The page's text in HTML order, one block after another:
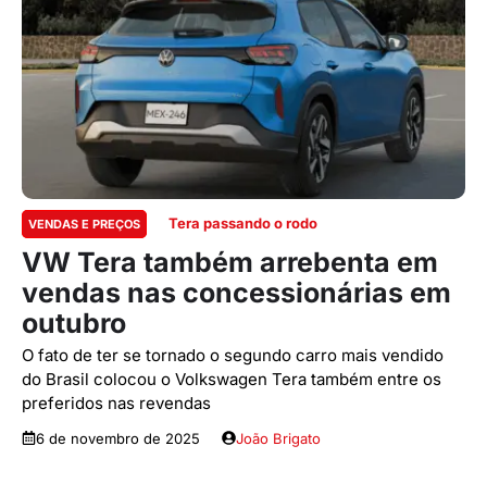
VENDAS E PREÇOS Tera passando o rodo
VW Tera também arrebenta em
vendas nas concessionárias em
outubro
O fato de ter se tornado o segundo carro mais vendido
do Brasil colocou o Volkswagen Tera também entre os
preferidos nas revendas
6 de novembro de 2025 João Brigato